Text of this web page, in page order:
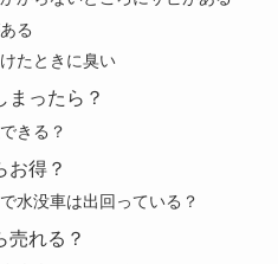
る
たときに臭い
まったら？
きる？
お得？
水没車は出回っている？
売れる？